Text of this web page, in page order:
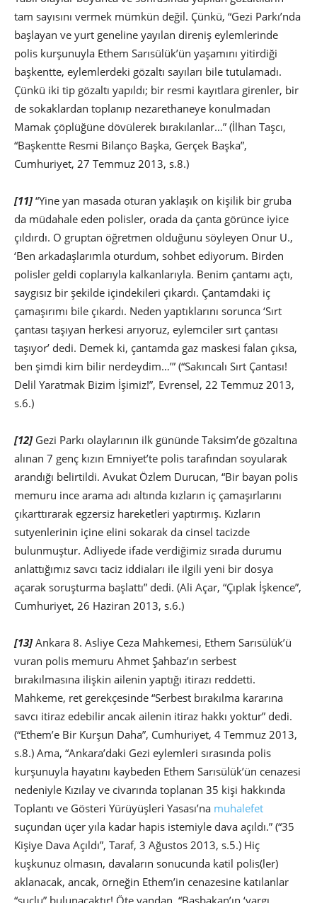
tam sayısını vermek mümkün değil. Çünkü, “Gezi Parkı’nda
başlayan ve yurt geneline yayılan direniş eylemlerinde
polis kurşunuyla Ethem Sarısülük’ün yaşamını yitirdiği
başkentte, eylemlerdeki gözaltı sayıları bile tutulamadı.
Çünkü iki tip gözaltı yapıldı; bir resmi kayıtlara girenler, bir
de sokaklardan toplanıp nezarethaneye konulmadan
Mamak çöplüğüne dövülerek bırakılanlar…” (İlhan Taşcı,
“Başkentte Resmi Bilanço Başka, Gerçek Başka”,
Cumhuriyet, 27 Temmuz 2013, s.8.)
[11]“Yine yan masada oturan yaklaşık on kişilik bir gruba
da müdahale eden polisler, orada da çanta görünce iyice
çıldırdı. O gruptan öğretmen olduğunu söyleyen Onur U.,
‘Ben arkadaşlarımla oturdum, sohbet ediyorum. Birden
polisler geldi coplarıyla kalkanlarıyla. Benim çantamı açtı,
saygısız bir şekilde içindekileri çıkardı. Çantamdaki iç
çamaşırımı bile çıkardı. Neden yaptıklarını sorunca ‘Sırt
çantası taşıyan herkesi arıyoruz, eylemciler sırt çantası
taşıyor’ dedi. Demek ki, çantamda gaz maskesi falan çıksa,
ben şimdi kim bilir nerdeydim…’” (“Sakıncalı Sırt Çantası!
Delil Yaratmak Bizim İşimiz!”, Evrensel, 22 Temmuz 2013,
s.6.)
[12]Gezi Parkı olaylarının ilk gününde Taksim’de gözaltına
alınan 7 genç kızın Emniyet’te polis tarafından soyularak
arandığı belirtildi. Avukat Özlem Durucan, “Bir bayan polis
memuru ince arama adı altında kızların iç çamaşırlarını
çıkarttırarak egzersiz hareketleri yaptırmış. Kızların
sutyenlerinin içine elini sokarak da cinsel tacizde
bulunmuştur. Adliyede ifade verdiğimiz sırada durumu
anlattığımız savcı taciz iddiaları ile ilgili yeni bir dosya
açarak soruşturma başlattı” dedi. (Ali Açar, “Çıplak İşkence”,
Cumhuriyet, 26 Haziran 2013, s.6.)
[13]Ankara 8. Asliye Ceza Mahkemesi, Ethem Sarısülük’ü
vuran polis memuru Ahmet Şahbaz’ın serbest
bırakılmasına ilişkin ailenin yaptığı itirazı reddetti.
Mahkeme, ret gerekçesinde “Serbest bırakılma kararına
savcı itiraz edebilir ancak ailenin itiraz hakkı yoktur” dedi.
(“Ethem’e Bir Kurşun Daha”, Cumhuriyet, 4 Temmuz 2013,
s.8.) Ama, “Ankara’daki Gezi eylemleri sırasında polis
kurşunuyla hayatını kaybeden Ethem Sarısülük’ün cenazesi
nedeniyle Kızılay ve civarında toplanan 35 kişi hakkında
Toplantı ve Gösteri Yürüyüşleri Yasası’na muhalefet
suçundan üçer yıla kadar hapis istemiyle dava açıldı.” (“35
Kişiye Dava Açıldı”, Taraf, 3 Ağustos 2013, s.5.) Hiç
kuşkunuz olmasın, davaların sonucunda katil polis(ler)
aklanacak, ancak, örneğin Ethem’in cenazesine katılanlar
“suçlu” bulunacaktır! Öte yandan, “Başbakan’ın ‘yargı